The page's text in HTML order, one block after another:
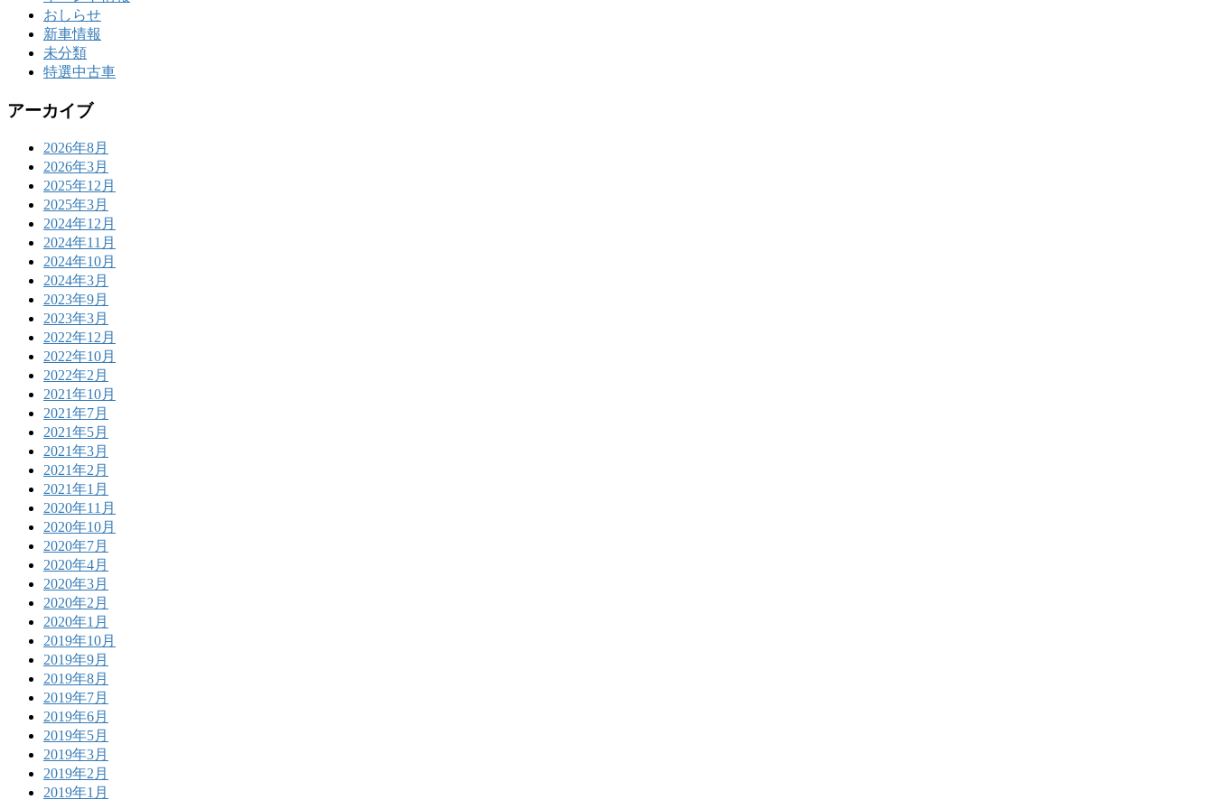
おしらせ
新車情報
未分類
特選中古車
アーカイブ
2026年8月
2026年3月
2025年12月
2025年3月
2024年12月
2024年11月
2024年10月
2024年3月
2023年9月
2023年3月
2022年12月
2022年10月
2022年2月
2021年10月
2021年7月
2021年5月
2021年3月
2021年2月
2021年1月
2020年11月
2020年10月
2020年7月
2020年4月
2020年3月
2020年2月
2020年1月
2019年10月
2019年9月
2019年8月
2019年7月
2019年6月
2019年5月
2019年3月
2019年2月
2019年1月